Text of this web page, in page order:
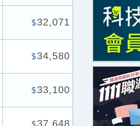
$32,071
$34,580
$33,100
$37,648